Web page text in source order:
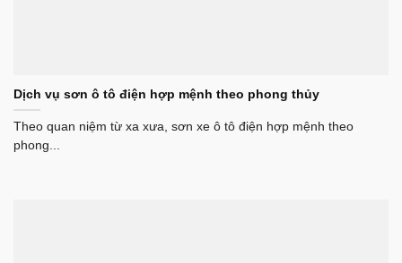
Dịch vụ sơn ô tô điện hợp mệnh theo phong thủy
Theo quan niệm từ xa xưa, sơn xe ô tô điện hợp mệnh theo
phong...